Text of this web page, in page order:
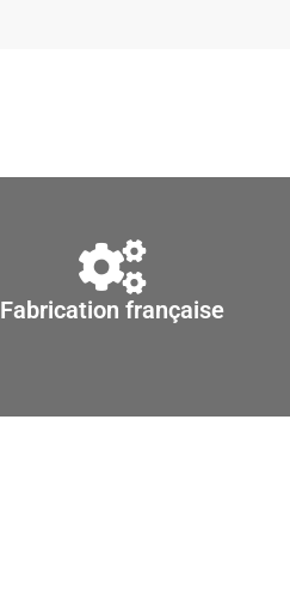
Fabrication française